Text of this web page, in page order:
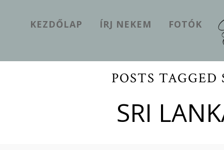
KEZDŐLAP ÍRJ NEKEM FOTÓK
POSTS
SRI